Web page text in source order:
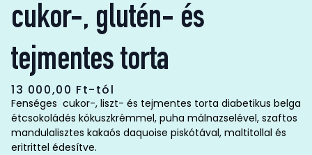
cukor-, glutén- és
tejmentes torta
13 000,00 Ft-tól
Fenséges cukor-, liszt- és tejmentes torta diabetikus belga
étcsokoládés kókuszkrémmel, puha málnazselével, szaftos
mandulalisztes kakaós daquoise piskótával, maltitollal és
eritrittel édesítve.